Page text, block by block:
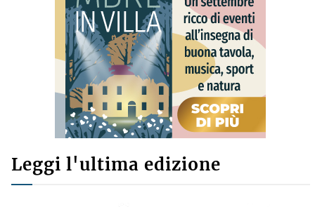
Leggi l'ultima edizione